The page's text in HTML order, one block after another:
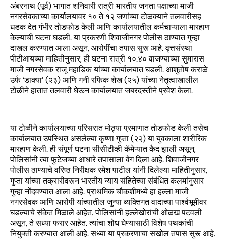
अंबरनाथ (पूर्व) भागात शनिवारी रात्री भारतीय जनता पक्षाच्या माजी
नगरसेवकाच्या कार्यालयावर १० ते १२ जणांच्या टोळक्याने तलवारीसह
धडक देत गंभीर तोडफोड केली आणि कार्यालयातील कर्मचाऱ्याला मारहाण
केल्याची घटना घडली. या प्रकरणी शिवाजीनगर पोलीस ठाण्यात गुन्हा
दाखल करण्यात आला असून, आरोपींचा तपास सुरू आहे. वृत्तसंस्था
पीटीआयच्या माहितीनुसार, ही घटना रात्री १०.४० वाजण्याच्या सुमारास
माजी नगरसेवक राजू महाडिक यांच्या कार्यालयात घडली. आशुतोष कराळे
उर्फ ‘डाक्या’ (२३) आणि गनी रफिक शेख (२५) यांच्या नेतृत्वाखालील
टोळीने हातात तलवारी घेऊन कार्यालयात जबरदस्तीने प्रवेश केला.
या टोळीने कार्यालयाच्या परिसरात मोठ्या प्रमाणात तोडफोड केली तसेच
कार्यालयात उपस्थित असलेल्या कृष्णा गुप्ता (२२) या युवकाला शारीरिक
मारहाण केली. ही संपूर्ण घटना सीसीटीव्ही कॅमेऱ्यात कैद झाली असून,
पोलिसांनी त्या फुटेजच्या आधारे तपासाला वेग दिला आहे. शिवाजीनगर
पोलीस ठाण्याचे वरिष्ठ निरीक्षक रमेश पाटील यांनी दिलेल्या माहितीनुसार,
गुप्ता यांच्या तक्रारीवरून भारतीय न्याय संहितेच्या संबंधित कलमांनुसार
गुन्हा नोंदवण्यात आला आहे. प्राथमिक चौकशीमध्ये हा हल्ला माजी
नगरसेवक आणि आरोपी यांच्यातील जुन्या व्यक्तिगत वादाच्या पार्श्वभूमीवर
घडल्याचे संकेत मिळाले आहेत. पोलिसांनी हल्लेखोरांची ओळख पटवली
असून, ते सध्या फरार आहेत. त्यांचा शोध घेण्यासाठी विशेष पथकांची
नियुक्ती करण्यात आली आहे. सध्या या प्रकरणाचा सखोल तपास सुरू आहे.